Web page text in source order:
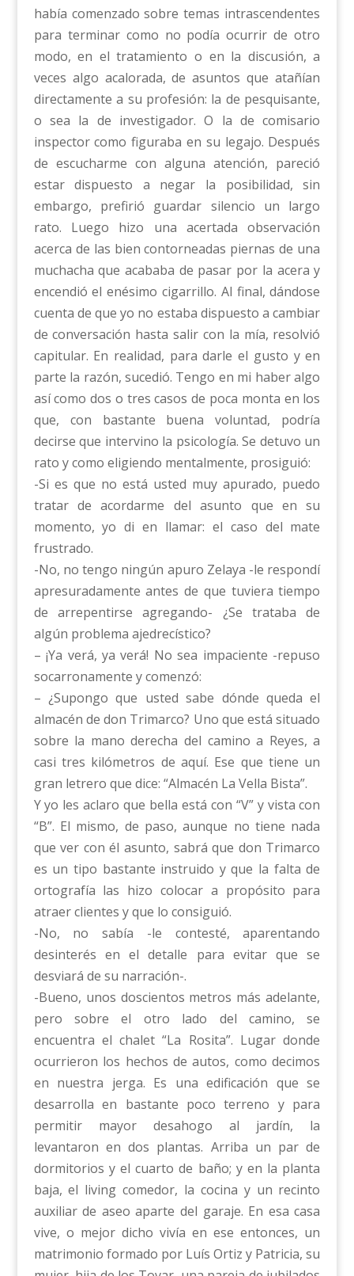
había comenzado sobre temas intrascendentes
para terminar como no podía ocurrir de otro
modo, en el tratamiento o en la discusión, a
veces algo acalorada, de asuntos que atañían
directamente a su profesión: la de pesquisante,
o sea la de investigador. O la de comisario
inspector como figuraba en su legajo. Después
de escucharme con alguna atención, pareció
estar dispuesto a negar la posibilidad, sin
embargo, prefirió guardar silencio un largo
rato. Luego hizo una acertada observación
acerca de las bien contorneadas piernas de una
muchacha que acababa de pasar por la acera y
encendió el enésimo cigarrillo. Al final, dándose
cuenta de que yo no estaba dispuesto a cambiar
de conversación hasta salir con la mía, resolvió
capitular. En realidad, para darle el gusto y en
parte la razón, sucedió. Tengo en mi haber algo
así como dos o tres casos de poca monta en los
que, con bastante buena voluntad, podría
decirse que intervino la psicología. Se detuvo un
rato y como eligiendo mentalmente, prosiguió:
-Si es que no está usted muy apurado, puedo
tratar de acordarme del asunto que en su
momento, yo di en llamar: el caso del mate
frustrado.
-No, no tengo ningún apuro Zelaya -le respondí
apresuradamente antes de que tuviera tiempo
de arrepentirse agregando- ¿Se trataba de
algún problema ajedrecístico?
– ¡Ya verá, ya verá! No sea impaciente -repuso
socarronamente y comenzó:
– ¿Supongo que usted sabe dónde queda el
almacén de don Trimarco? Uno que está situado
sobre la mano derecha del camino a Reyes, a
casi tres kilómetros de aquí. Ese que tiene un
gran letrero que dice: “Almacén La Vella Bista”.
Y yo les aclaro que bella está con “V” y vista con
“B”. El mismo, de paso, aunque no tiene nada
que ver con él asunto, sabrá que don Trimarco
es un tipo bastante instruido y que la falta de
ortografía las hizo colocar a propósito para
atraer clientes y que lo consiguió.
-No, no sabía -le contesté, aparentando
desinterés en el detalle para evitar que se
desviará de su narración-.
-Bueno, unos doscientos metros más adelante,
pero sobre el otro lado del camino, se
encuentra el chalet “La Rosita”. Lugar donde
ocurrieron los hechos de autos, como decimos
en nuestra jerga. Es una edificación que se
desarrolla en bastante poco terreno y para
permitir mayor desahogo al jardín, la
levantaron en dos plantas. Arriba un par de
dormitorios y el cuarto de baño; y en la planta
baja, el living comedor, la cocina y un recinto
auxiliar de aseo aparte del garaje. En esa casa
vive, o mejor dicho vivía en ese entonces, un
matrimonio formado por Luís Ortiz y Patricia, su